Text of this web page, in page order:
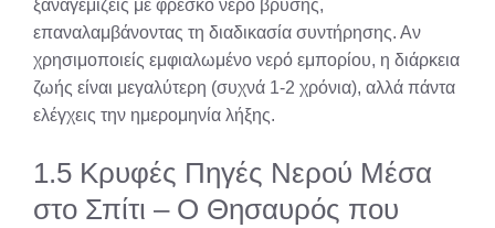
ξαναγεμίζεις με φρέσκο νερό βρύσης,
επαναλαμβάνοντας τη διαδικασία συντήρησης. Αν
χρησιμοποιείς εμφιαλωμένο νερό εμπορίου, η διάρκεια
ζωής είναι μεγαλύτερη (συχνά 1-2 χρόνια), αλλά πάντα
ελέγχεις την ημερομηνία λήξης.
1.5 Κρυφές Πηγές Νερού Μέσα
στο Σπίτι – Ο Θησαυρός που